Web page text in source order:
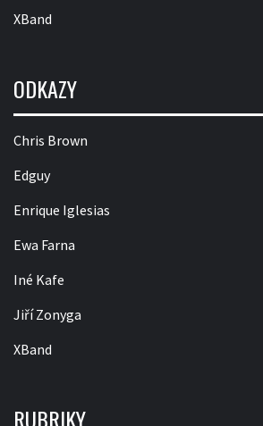
XBand
ODKAZY
Chris Brown
Edguy
Enrique Iglesias
Ewa Farna
Iné Kafe
Jiří Zonyga
XBand
RUBRIKY